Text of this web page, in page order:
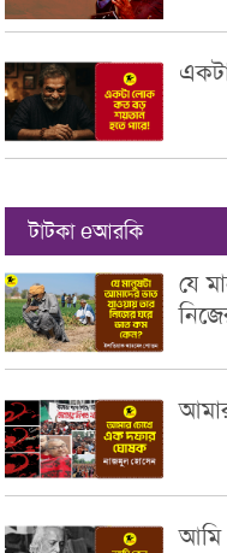
টাটকা eআরকি
যে
আমি